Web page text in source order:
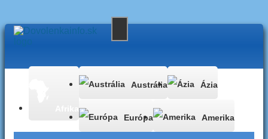
Austrália Ázia
Európa Amerika